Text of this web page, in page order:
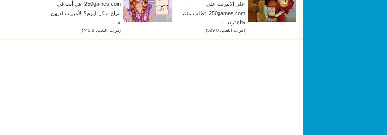
على الإنترنت على
250games.com. تطلب منك
فتاة ترتد...
(مرات اللعب: 8 589)
250games.com. هل أنت في
مزاج ماكر اليوم؟ الأميرات لديهن
م...
(مرات اللعب: 8 741)